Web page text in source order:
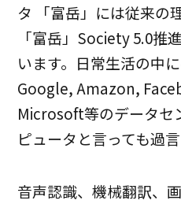
タ 「富岳」には従来の
「富岳」Society 5.0推
います。日常生活の中
Google, Amazon,
Microsoft等のデータセ
ピュータと言っても過
音声認識、機械翻訳、